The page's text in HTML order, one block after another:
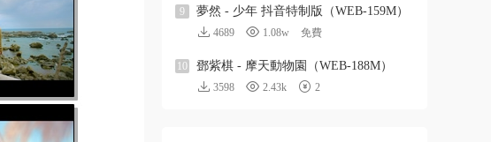
9 夢然 - 少年 抖音特制版（WEB-159M）
4689 1.08w 免費
10 鄧紫棋 - 摩天動物園（WEB-188M）
3598 2.43k 2